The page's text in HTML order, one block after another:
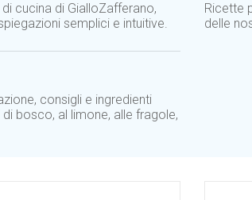
cucina di GialloZafferano,
semplici e intuitive.
consigli e ingredienti
bosco, al limone, alle fragole,
Ricette
delle